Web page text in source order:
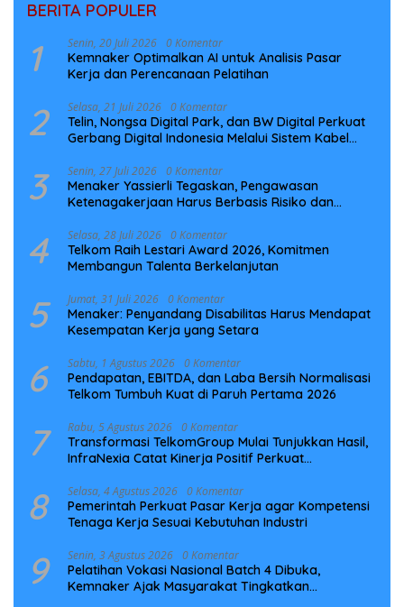
BERITA POPULER
1 Senin, 20 Juli 2026 0 Komentar
Kemnaker Optimalkan AI untuk Analisis Pasar
Kerja dan Perencanaan Pelatihan
2 Selasa, 21 Juli 2026 0 Komentar
Telin, Nongsa Digital Park, dan BW Digital Perkuat
Gerbang Digital Indonesia Melalui Sistem Kabel
3 Senin, 27 Juli 2026 0 Komentar
Menaker Yassierli Tegaskan, Pengawasan
Ketenagakerjaan Harus Berbasis Risiko dan
4 Selasa, 28 Juli 2026 0 Komentar
Telkom Raih Lestari Award 2026, Komitmen
Membangun Talenta Berkelanjutan
5 Jumat, 31 Juli 2026 0 Komentar
Menaker: Penyandang Disabilitas Harus Mendapat
Kesempatan Kerja yang Setara
6 Sabtu, 1 Agustus 2026 0 Komentar
Pendapatan, EBITDA, dan Laba Bersih Normalisasi
Telkom Tumbuh Kuat di Paruh Pertama 2026
7 Rabu, 5 Agustus 2026 0 Komentar
Transformasi TelkomGroup Mulai Tunjukkan Hasil,
InfraNexia Catat Kinerja Positif Perkuat
8 Selasa, 4 Agustus 2026 0 Komentar
Pemerintah Perkuat Pasar Kerja agar Kompetensi
Tenaga Kerja Sesuai Kebutuhan Industri
9 Senin, 3 Agustus 2026 0 Komentar
Pelatihan Vokasi Nasional Batch 4 Dibuka,
Kemnaker Ajak Masyarakat Tingkatkan